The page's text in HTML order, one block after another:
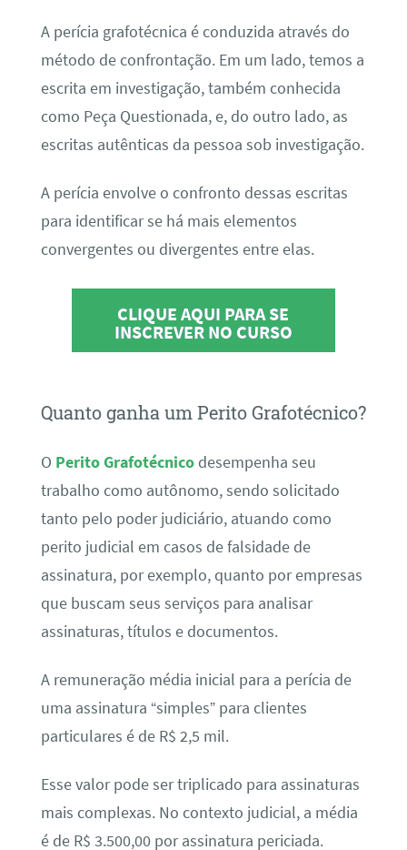
A perícia grafotécnica é conduzida através do
método de confrontação. Em um lado, temos a
escrita em investigação, também conhecida
como Peça Questionada, e, do outro lado, as
escritas autênticas da pessoa sob investigação.
A perícia envolve o confronto dessas escritas
para identificar se há mais elementos
convergentes ou divergentes entre elas.
CLIQUE AQUI PARA SE
INSCREVER NO CURSO
Quanto ganha um Perito Grafotécnico?
O Perito Grafotécnicodesempenha seu
trabalho como autônomo, sendo solicitado
tanto pelo poder judiciário, atuando como
perito judicial em casos de falsidade de
assinatura, por exemplo, quanto por empresas
que buscam seus serviços para analisar
assinaturas, títulos e documentos.
A remuneração média inicial para a perícia de
uma assinatura “simples” para clientes
particulares é de R$ 2,5 mil.
Esse valor pode ser triplicado para assinaturas
mais complexas. No contexto judicial, a média
é de R$ 3.500,00 por assinatura periciada.